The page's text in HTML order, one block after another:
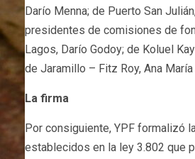
Darío Menna; de Puerto San
presidentes de comisiones de
Lagos, Darío Godoy; de Koluel
de Jaramillo – Fitz Roy, Ana
La firma
Por consiguiente, YPF formalizó
establecidos en la ley 3.802 que